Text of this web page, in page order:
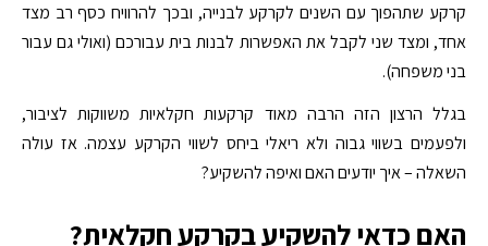
קרקע שתהפוך עם השנים לקרקע לבנייה, ובכך להרוויח כסף רב מצד
אחד, ומצד שני לקבל את האפשרות לבנות בית עבורכם (ואולי גם עבור
בני משפחה).
בגלל הרצון הזה הרבה מאוד קרקעות חקלאיות משווקות לציבור,
ולפעמים בשווי גבוה ולא ריאלי ביחס לשווי הקרקע עצמה. אז עולה
השאלה – איך יודעים האם ואיפה להשקיע?
האם כדאי להשקיע בקרקע חקלאית?